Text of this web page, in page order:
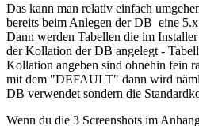
Das kann man relativ einfach
bereits beim Anlegen der DB eine
Dann werden Tabellen die im
der Kollation der DB angelegt -
Kollation angeben sind ohnehin fein
mit dem "DEFAULT" dann wird
DB verwendet sondern die
Wenn du die 3 Screenshots im